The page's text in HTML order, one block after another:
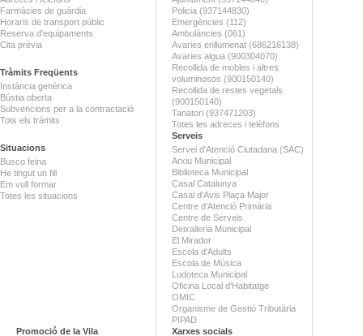
Farmàcies de guàrdia
Horaris de transport públic
Reserva d'equipaments
Cita prèvia
Tràmits Freqüents
Instància genèrica
Bústia oberta
Subvencions per a la contractació
Tots els tràmits
Situacions
Busco feina
He tingut un fill
Em vull formar
Totes les situacions
Policia (937144830)
Emergències (112)
Ambulàncies (061)
Avaries enllumenat (686216138)
Avaries aigua (900304070)
Recollida de mobles i altres
voluminosos (900150140)
Recollida de restes vegetals
(900150140)
Tanatori (937471203)
Totes les adreces i telèfons
Serveis
Servei d'Atenció Ciutadana (SAC)
Arxiu Municipal
Biblioteca Municipal
Casal Catalunya
Casal d'Avis Plaça Major
Centre d'Atenció Primària
Centre de Serveis
Deixalleria Municipal
El Mirador
Escola d'Adults
Escola de Música
Ludoteca Municipal
Oficina Local d'Habitatge
OMIC
Organisme de Gestió Tributària
PIPAD
Promoció de la Vila
Xarxes socials